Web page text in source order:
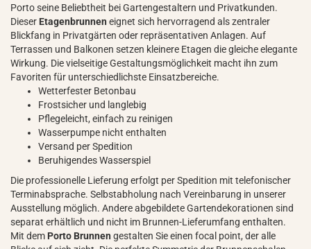
Porto seine Beliebtheit bei Gartengestaltern und Privatkunden.
Dieser Etagenbrunnen eignet sich hervorragend als zentraler
Blickfang in Privatgärten oder repräsentativen Anlagen. Auf
Terrassen und Balkonen setzen kleinere Etagen die gleiche elegante
Wirkung. Die vielseitige Gestaltungsmöglichkeit macht ihn zum
Favoriten für unterschiedlichste Einsatzbereiche.
Wetterfester Betonbau
Frostsicher und langlebig
Pflegeleicht, einfach zu reinigen
Wasserpumpe nicht enthalten
Versand per Spedition
Beruhigendes Wasserspiel
Die professionelle Lieferung erfolgt per Spedition mit telefonischer
Terminabsprache. Selbstabholung nach Vereinbarung in unserer
Ausstellung möglich. Andere abgebildete Gartendekorationen sind
separat erhältlich und nicht im Brunnen-Lieferumfang enthalten.
Mit dem Porto Brunnen gestalten Sie einen focal point, der alle